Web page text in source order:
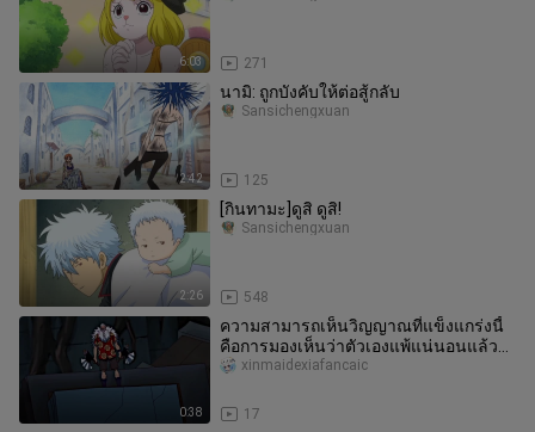
6:03 271
2:42
นามิ: ถูกบังคับให้ต่อสู้กลับ
125
Sansichengxuan
2:26
[กินทามะ]ดูสิ ดูสิ!
548
Sansichengxuan
0:38
ความสามารถเห็นวิญญาณที่แข็งแกร่งนี้
คือการมองเห็นว่าตัวเองแพ้แน่นอนแล้ว
หรือ
17
xinmaidexiafancaic